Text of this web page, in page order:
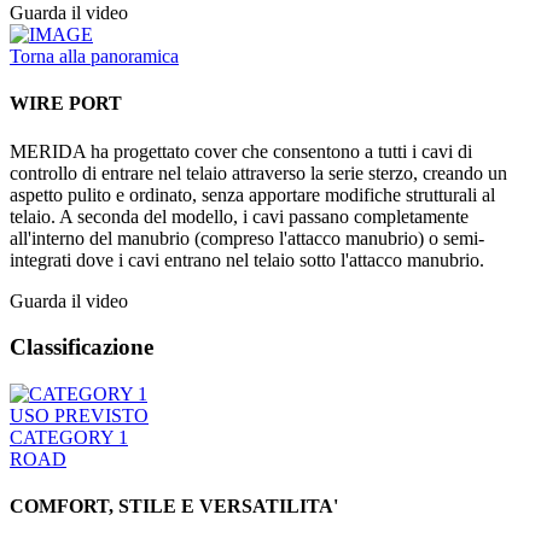
Guarda il video
Torna alla panoramica
WIRE PORT
MERIDA ha progettato cover che consentono a tutti i cavi di
controllo di entrare nel telaio attraverso la serie sterzo, creando un
aspetto pulito e ordinato, senza apportare modifiche strutturali al
telaio. A seconda del modello, i cavi passano completamente
all'interno del manubrio (compreso l'attacco manubrio) o semi-
integrati dove i cavi entrano nel telaio sotto l'attacco manubrio.
Guarda il video
Classificazione
USO PREVISTO
CATEGORY 1
ROAD
COMFORT, STILE E VERSATILITA'